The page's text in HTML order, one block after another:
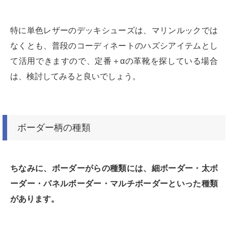
特に単色レザーのデッキシューズは、マリンルックでは
なくとも、普段のコーディネートのハズシアイテムとし
て活用できますので、定番＋αの革靴を探している場合
は、検討してみると良いでしょう。
ボーダー柄の種類
ちなみに、ボーダーがらの種類には、細ボーダー・太ボ
ーダー・パネルボーダー・マルチボーダーといった種類
があります。